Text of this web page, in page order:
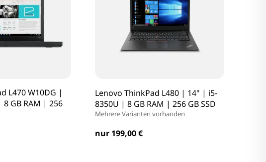
L470 W10DG |
GB RAM | 256
Lenovo ThinkPad L480 | 14" | i5-
8350U | 8 GB RAM | 256 GB SSD
Mehrere Varianten vorhanden
nur 199,00 €